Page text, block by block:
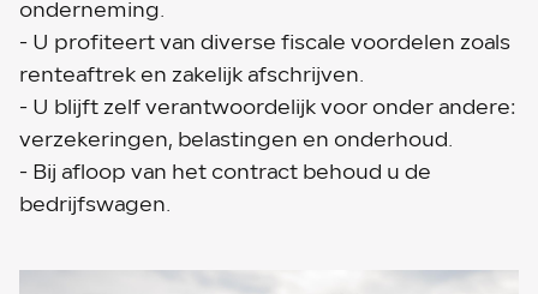
onderneming.
- U profiteert van diverse fiscale voordelen zoals
renteaftrek en zakelijk afschrijven.
- U blijft zelf verantwoordelijk voor onder andere:
verzekeringen, belastingen en onderhoud.
- Bij afloop van het contract behoud u de
bedrijfswagen.